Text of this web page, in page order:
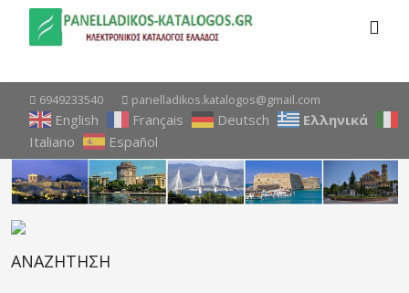
6949233540 panelladikos.katalogos@gmail.com
English Français Deutsch
Ελληνικά
Italiano
Español
ΑΝΑΖΗΤΗΣΗ